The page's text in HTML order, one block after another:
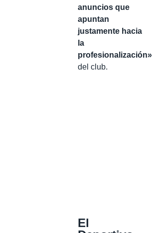
anuncios que
apuntan
justamente hacia
la
profesionalización»
del club.
El